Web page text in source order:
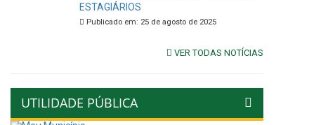
ESTAGIÁRIOS
Publicado em: 25 de agosto de 2025
VER TODAS NOTÍCIAS
UTILIDADE PÚBLICA